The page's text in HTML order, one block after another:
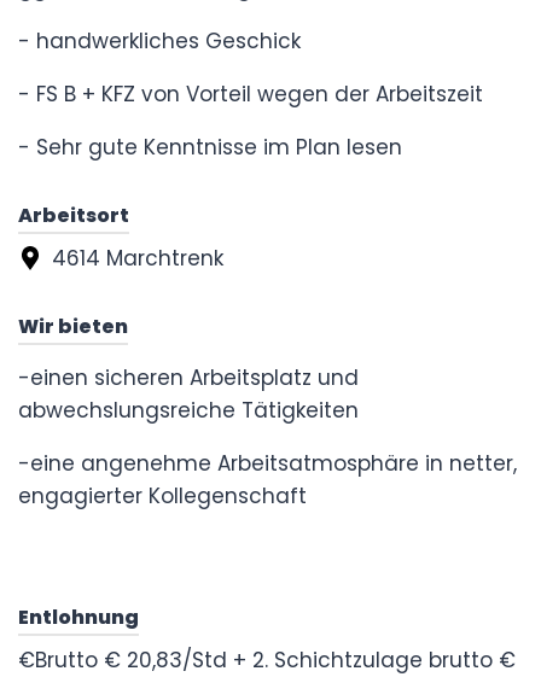
- handwerkliches Geschick
- FS B + KFZ von Vorteil wegen der Arbeitszeit
- Sehr gute Kenntnisse im Plan lesen
Arbeitsort
4614 Marchtrenk
Wir bieten
-einen sicheren Arbeitsplatz und
abwechslungsreiche Tätigkeiten
-eine angenehme Arbeitsatmosphäre in netter,
engagierter Kollegenschaft
Entlohnung
€Brutto € 20,83/Std + 2. Schichtzulage brutto €